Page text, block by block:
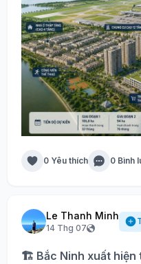
0 Yêu thích 0 Bình
Le Thanh Minh
14 Thg 07
🏗️ Bắc Ninh xuất hiện